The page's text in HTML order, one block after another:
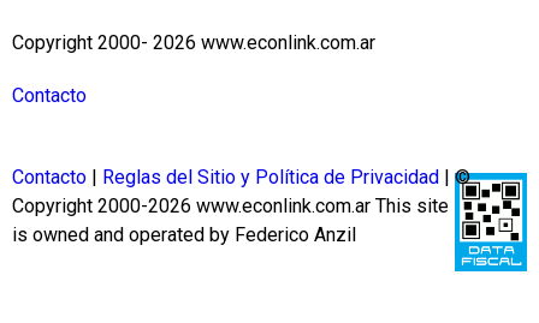
Copyright 2000- 2026 www.econlink.com.ar
Contacto
Contacto | Reglas del Sitio y Política de Privacidad | ©
Copyright 2000-2026 www.econlink.com.ar This site
is owned and operated by Federico Anzil